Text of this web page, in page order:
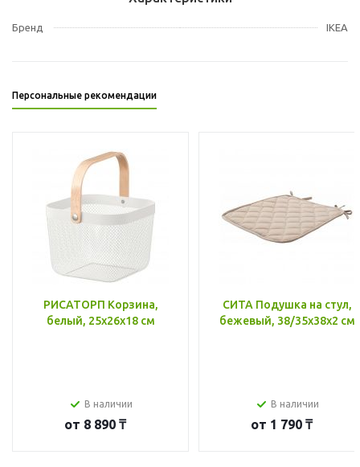
Бренд IKEA
Персональные рекомендации
РИСАТОРП Корзина,
белый, 25x26x18 см
В наличии
от 8 890 ₸
СИТА Подушка на стул,
бежевый, 38/35x38x2 см
В наличии
от 1 790 ₸